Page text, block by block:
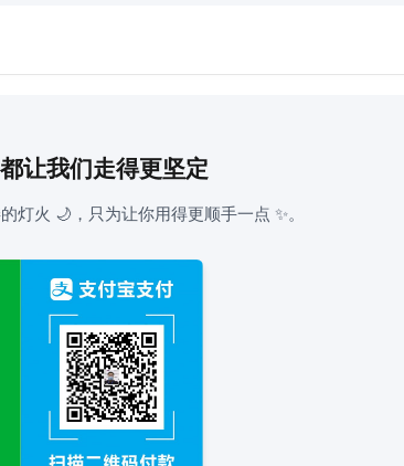
让我们走得更坚定
火 🌙，只为让你用得更顺手一点 ✨。